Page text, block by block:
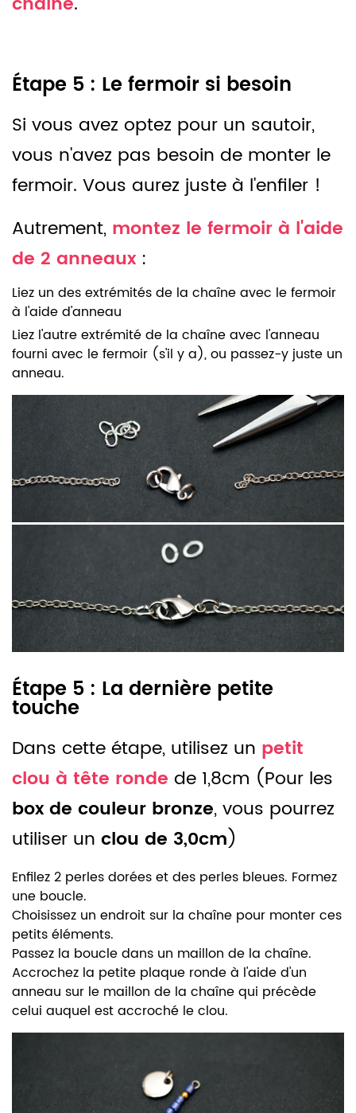
Étape 5 : Le fermoir si besoin
Si vous avez optez pour un sautoir,
vous n'avez pas besoin de monter le
fermoir. Vous aurez juste à l'enfiler !
Autrement, montez le fermoir à l'aide
de 2 anneaux :
Liez un des extrémités de la chaîne avec le fermoir
à l'aide d'anneau
Liez l'autre extrémité de la chaîne avec l'anneau
fourni avec le fermoir (s'il y a), ou passez-y juste un
anneau.
Étape 5 : La dernière petite
touche
Dans cette étape, utilisez un petit
clou à tête ronde de 1,8cm (Pour les
box de couleur bronze, vous pourrez
utiliser un clou de 3,0cm)
Enfilez 2 perles dorées et des perles bleues. Formez
une boucle.
Choisissez un endroit sur la chaîne pour monter ces
petits éléments.
Passez la boucle dans un maillon de la chaîne.
Accrochez la petite plaque ronde à l'aide d'un
anneau sur le maillon de la chaîne qui précède
celui auquel est accroché le clou.